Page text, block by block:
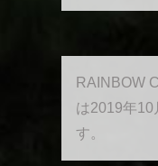
RAINBOW
は2019年10
す。